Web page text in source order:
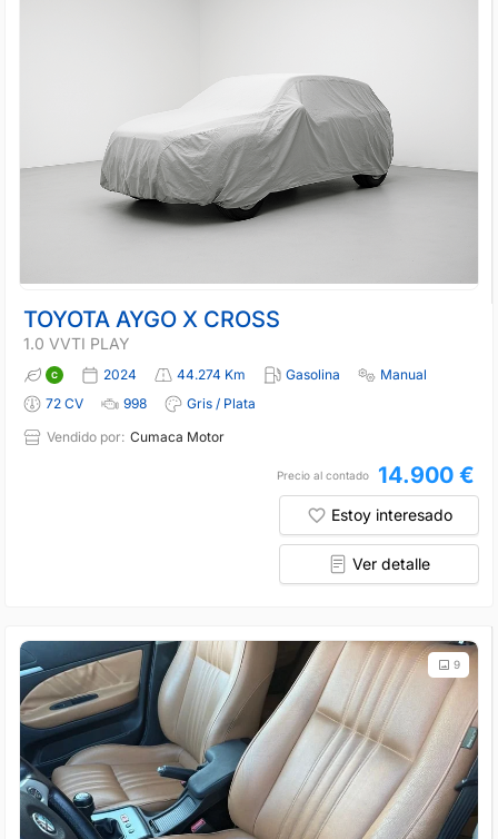
TOYOTA AYGO X CROSS
1.0 VVTI PLAY
2024 44.274 Km Gasolina
Manual
72 CV
998
Gris / Plata
Vendido por: Cumaca Motor
Precio al contado 14.900 €
Estoy interesado
Ver detalle
9